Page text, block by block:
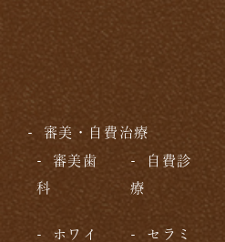
審美・自費治療
審美歯
科
自費診
療
ホワイ
セラミ